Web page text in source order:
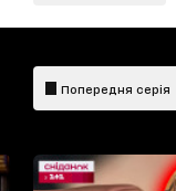
Попередня серія